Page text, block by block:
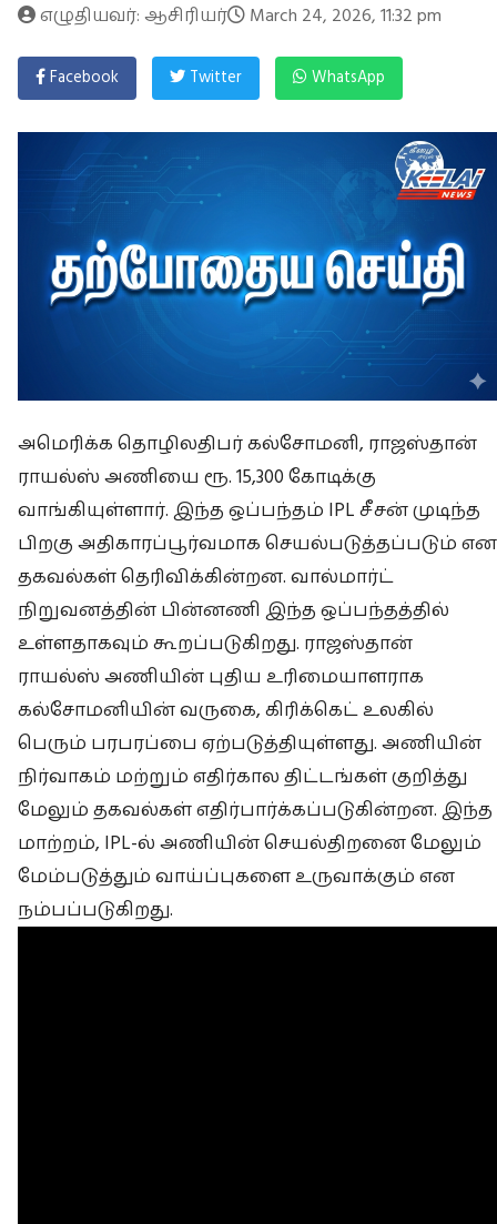
எழுதியவர்: ஆசிரியர் March 24, 2026, 11:32 pm
Facebook Twitter WhatsApp
அமெரிக்க தொழிலதிபர் கல்சோமனி, ராஜஸ்தான்
ராயல்ஸ் அணியை ரூ. 15,300 கோடிக்கு
வாங்கியுள்ளார். இந்த ஒப்பந்தம் IPL சீசன் முடிந்த
பிறகு அதிகாரப்பூர்வமாக செயல்படுத்தப்படும் என
தகவல்கள் தெரிவிக்கின்றன. வால்மார்ட்
நிறுவனத்தின் பின்னணி இந்த ஒப்பந்தத்தில்
உள்ளதாகவும் கூறப்படுகிறது. ராஜஸ்தான்
ராயல்ஸ் அணியின் புதிய உரிமையாளராக
கல்சோமனியின் வருகை, கிரிக்கெட் உலகில்
பெரும் பரபரப்பை ஏற்படுத்தியுள்ளது. அணியின்
நிர்வாகம் மற்றும் எதிர்கால திட்டங்கள் குறித்து
மேலும் தகவல்கள் எதிர்பார்க்கப்படுகின்றன. இந்த
மாற்றம், IPL-ல் அணியின் செயல்திறனை மேலும்
மேம்படுத்தும் வாய்ப்புகளை உருவாக்கும் என
நம்பப்படுகிறது.